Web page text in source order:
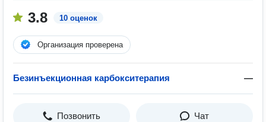
3.8 10 оценок
Организация проверена
Безинъекционная карбокситерапия —
Позвонить Чат